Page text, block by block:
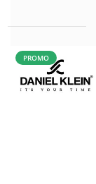
PROMO